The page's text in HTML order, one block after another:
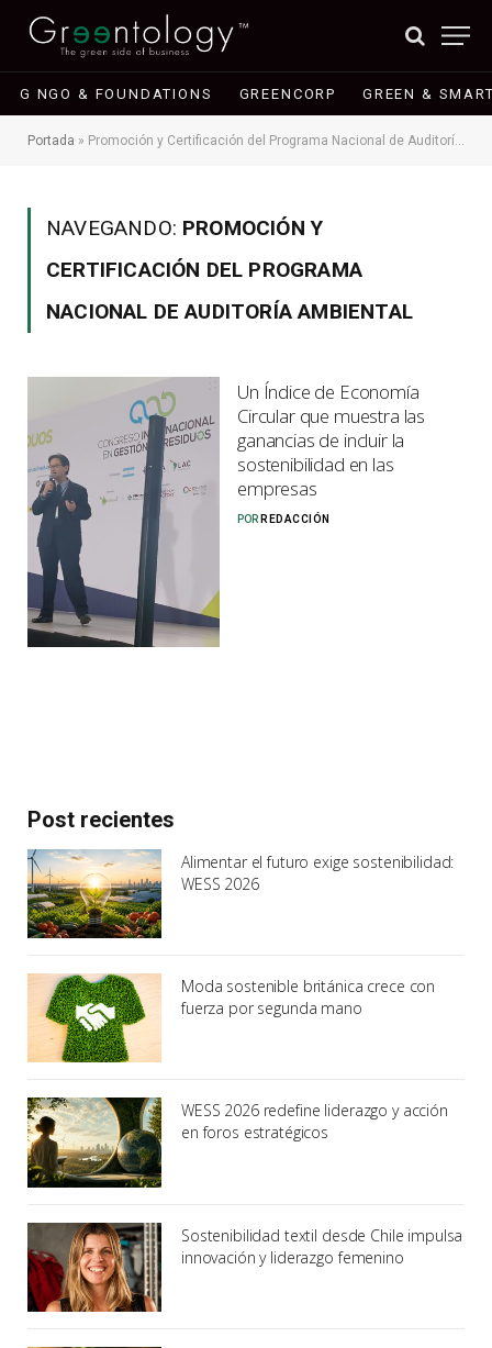
G NGO & FOUNDATIONS GREENCORP GREEN &
Portada » Promoción y Certificación del Programa Nacional de Auditoría Ambiental
NAVEGANDO: PROMOCIÓN Y
CERTIFICACIÓN DEL PROGRAMA
NACIONAL DE AUDITORÍA AMBIENTAL
Un Índice de Economía
Circular que muestra las
ganancias de incluir la
sostenibilidad en las
empresas
POR REDACCIÓN
Post recientes
Alimentar el futuro exige sostenibilidad:
WESS 2026
Moda sostenible británica crece con
fuerza por segunda mano
WESS 2026 redefine liderazgo y acción
en foros estratégicos
Sostenibilidad textil desde Chile impulsa
innovación y liderazgo femenino